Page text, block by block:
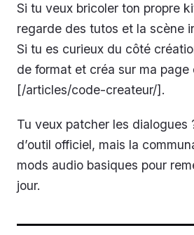
Si tu veux bricoler ton propre
regarde des tutos et la scène
Si tu es curieux du côté
de format et créa sur ma page
[/articles/code-createur/].
Tu veux patcher les dialogues
d’outil officiel, mais la
mods audio basiques pour
jour.